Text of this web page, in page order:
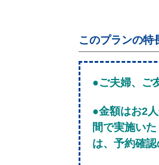
このプランの特
●ご夫婦、ご
●金額はお2
間で実施い
は、予約確認